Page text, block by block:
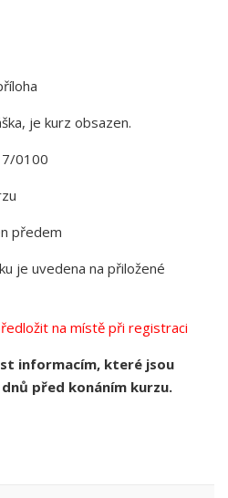
je kurz obsazen.
0100
předem
je uvedena na přiložené
na místě při registraci
informacím, které jsou
před konáním kurzu.